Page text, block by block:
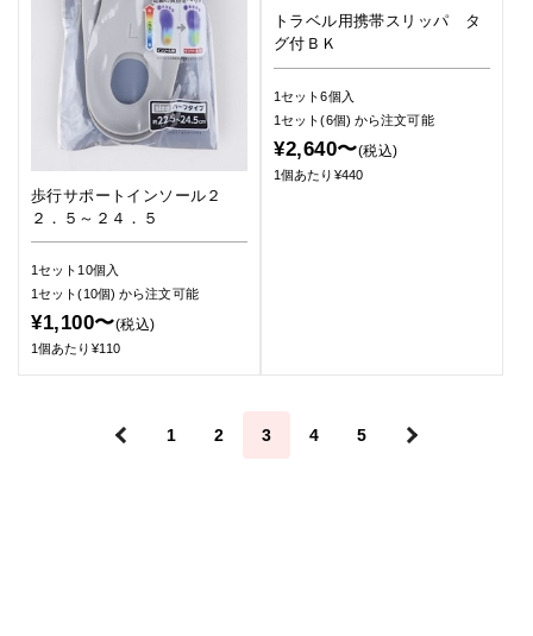
歩行サポートインソール２
２．５～２４．５
1セット10個入
1セット(10個)から注文可能
¥1,100〜(税込)
1個あたり¥110
トラベル用携帯スリッパ タ
グ付ＢＫ
1セット6個入
1セット(6個) から注文可能
¥2,640〜(税込)
1個あたり¥440
＜ 1 2 3 4 5 ＞